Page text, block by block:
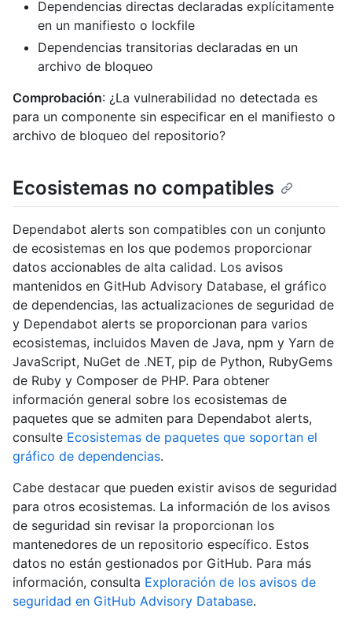
Dependencias directas declaradas explícitamente
en un manifiesto o lockfile
Dependencias transitorias declaradas en un
archivo de bloqueo
Comprobación: ¿La vulnerabilidad no detectada es
para un componente sin especificar en el manifiesto o
archivo de bloqueo del repositorio?
Ecosistemas no compatibles
Dependabot alerts son compatibles con un conjunto
de ecosistemas en los que podemos proporcionar
datos accionables de alta calidad. Los avisos
mantenidos en GitHub Advisory Database, el gráfico
de dependencias, las actualizaciones de seguridad de
y Dependabot alerts se proporcionan para varios
ecosistemas, incluidos Maven de Java, npm y Yarn de
JavaScript, NuGet de .NET, pip de Python, RubyGems
de Ruby y Composer de PHP. Para obtener
información general sobre los ecosistemas de
paquetes que se admiten para Dependabot alerts,
consulte Ecosistemas de paquetes que soportan el
gráfico de dependencias.
Cabe destacar que pueden existir avisos de seguridad
para otros ecosistemas. La información de los avisos
de seguridad sin revisar la proporcionan los
mantenedores de un repositorio específico. Estos
datos no están gestionados por GitHub. Para más
información, consulta Exploración de los avisos de
seguridad en GitHub Advisory Database.